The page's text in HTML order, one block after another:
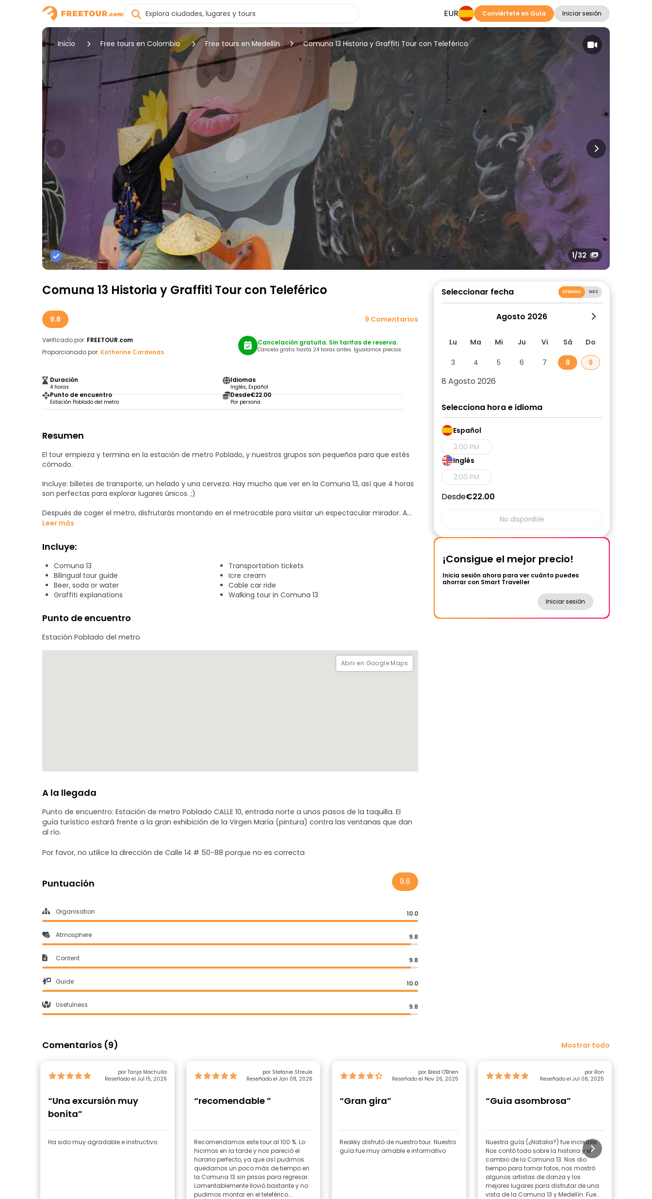
EUR Conviértete en Guía Iniciar sesión
Inicio Free tours en Colombia Free tours en Medellín Comuna 13 Historia y Graffiti Tour con Teleférico
1/32
Comuna 13 Historia y Graffiti Tour con Teleférico
9.8 9 Comentarios
Verificado por: FREETOUR.com
Proporcionado por: Katherine Cardenas
Duración
4 horas
Idiomas
Inglés, Español
Punto de encuentro
Estación Poblado del metro
Desde€22.00
Por persona
Cancelación gratuita. Sin tarifas de reserva.
Cancela gratis hasta 24 horas antes. Igualamos precios.
Resumen
El tour empieza y termina en la estación de metro Poblado, y nuestros grupos son pequeños para que estés
cómodo.
Incluye: billetes de transporte, un helado y una cerveza. Hay mucho que ver en la Comuna 13, así que 4 horas
son perfectas para explorar lugares únicos. ;)
Después de coger el metro, disfrutarás montando en el metrocable para visitar un espectacular mirador. A
continuación, cogerá un autobús hasta el barrio de los grafitis, donde comienza el recorrido a pie. Le
grafitis y espectáculos de danza.
Verá espectaculares graffitis, que pintan los artistas locales. El guía le explicará el significado de los principales
grafitis y responderá a sus preguntas.
También disfrutará de espectáculos callejeros como break dance, rap o trova (género musical tradicional).
Medellín.
Leer más
Incluye:
Comuna 13
Transportation tickets
Bilingual tour guide
Icre cream
Beer, soda or water
Cable car ride
Graffiti explanations
Walking tour in Comuna 13
Punto de encuentro
Estación Poblado del metro
Abrir en Google Maps
A la llegada
Punto de encuentro: Estación de metro Poblado CALLE 10, entrada norte a unos pasos de la taquilla. El
guía turístico estará frente a la gran exhibición de la Virgen María (pintura) contra las ventanas que dan
al río.
Por favor, no utilice la dirección de Calle 14 # 50-88 porque no es correcta
Puntuación 9.8
Organisation 10.0
Atmosphere 9.8
Content 9.8
Guide 10.0
Usefulness 9.8
Comentarios (9) Mostrar todo
por Tanja Machulla
Reseñado el Jul 15, 2026
“Una excursión muy
bonita”
Ha sido muy agradable e instructivo.
por Stefanie Streule
Reseñado el Jan 08, 2026
“recomendable ”
Recomendamos este tour al 100 %. Lo
hicimos en la tarde y nos pareció el
horario perfecto, ya que así pudimos
quedarnos un poco más de tiempo en
la Comuna 13 sin prisas para regresar.
Lamentablemente llovió bastante y no
pudimos montar en el teleférico.
por Breid O'Brien
Reseñado el Nov 26, 2025
“Gran gira”
Reakky disfrutó de nuestro tour. Nuestro
guía fue muy amable e informativo
por Ron
Reseñado el Jul 08, 2025
“Guía asombrosa”
Nuestra guía (¿Natalia?) fue increíble.
Nos contó todo sobre la historia y el
cambio de la Comuna 13. Nos dio
tiempo para tomar fotos, nos mostró
algunos artistas de danza y los
mejores lugares para disfrutar de una
vista de la Comuna 13 y Medellín. Fue
Seleccionar fecha SEMANA MES
Agosto 2026
Lu Ma Mi Ju Vi Sá Do
3 4 5 6 7 8 9
8 Agosto 2026
Selecciona hora e idioma
Español
2:00 PM
Inglés
2:00 PM
Desde€22.00
No disponible
¡Consigue el mejor precio!
Inicia sesión ahora para ver cuánto puedes
ahorrar con Smart Traveller
Iniciar sesión